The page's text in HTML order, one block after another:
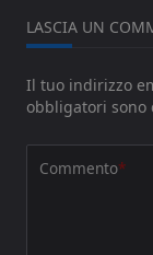
LASCIA UN
Il tuo indirizzo
obbligatori sono
Commento*